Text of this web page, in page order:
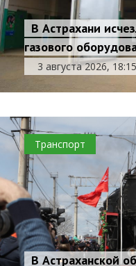
В Астрахани
газового
3 августа 2026, 18:15
Транспорт
В Астраханской